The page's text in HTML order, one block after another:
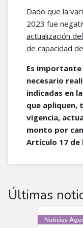
Dado que la
2023 fue
actualización
de capacidad
Es
necesario
indicadas en la
que apliquen,
vigencia,
monto por
Artículo 17
Últimas
Noticias